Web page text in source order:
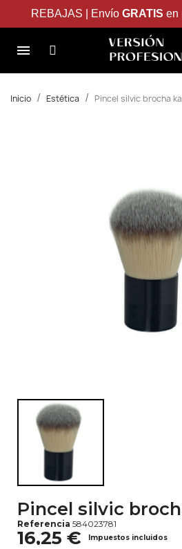
REBAJAS | Envío GRATIS en
Inicio Estética Pincel silvic brocha
Pincel silvic
Referencia 584023781
16,25 € Impuestos incluidos